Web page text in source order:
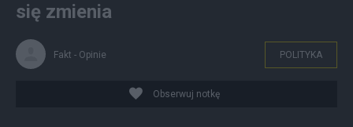
się zmienia
Fakt - Opinie POLITYKA
Obserwuj notkę